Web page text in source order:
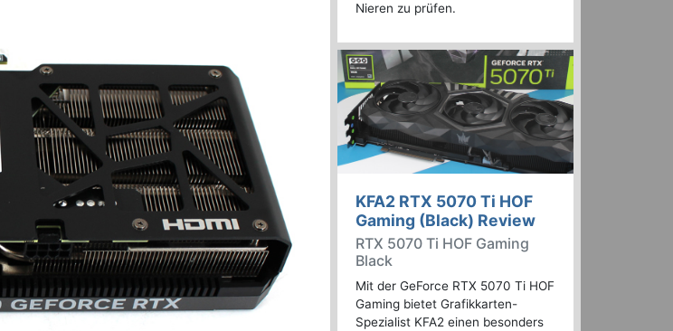
Nieren zu prüfen.
KFA2 RTX 5070 Ti HOF
Gaming (Black) Review
RTX 5070 Ti HOF Gaming
Black
Mit der GeForce RTX 5070 Ti HOF
Gaming bietet Grafikkarten-
Spezialist KFA2 einen besonders